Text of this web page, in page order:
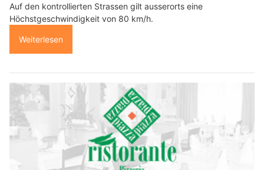
Auf den kontrollierten Strassen gilt ausserorts eine
Höchstgeschwindigkeit von 80 km/h.
Weiterlesen